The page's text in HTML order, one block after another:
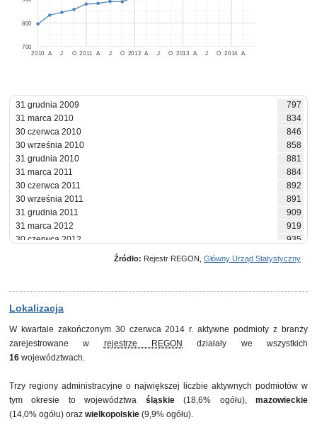
2010 2011 2012 2013 2014
A J O A J O A J O A J O A
700
800
31 grudnia 2009
797
31 marca 2010
834
30 czerwca 2010
846
30 września 2010
858
31 grudnia 2010
881
31 marca 2011
884
30 czerwca 2011
892
30 września 2011
891
31 grudnia 2011
909
31 marca 2012
919
30 czerwca 2012
935
30 czerwca 2013
978
30 września 2013
31 marca 2014
1 019
30 czerwca 2014
1 020
Źródło: Rejestr REGON, Główny Urząd Statystyczny
Lokalizacja
W kwartale zakończonym 30 czerwca 2014 r. aktywne podmioty z branży
zarejestrowane w rejestrze REGON
działały we wszystkich
16 województwach.
Trzy regiony administracyjne o największej liczbie aktywnych podmiotów w
tym okresie to województwa śląskie(18,6% ogółu),mazowieckie
(14,0% ogółu) oraz wielkopolskie (9,9% ogółu).